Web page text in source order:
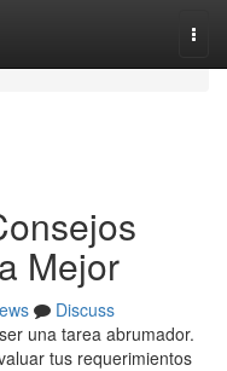
Mejor
Discuss
una tarea abrumador.
tus requerimientos